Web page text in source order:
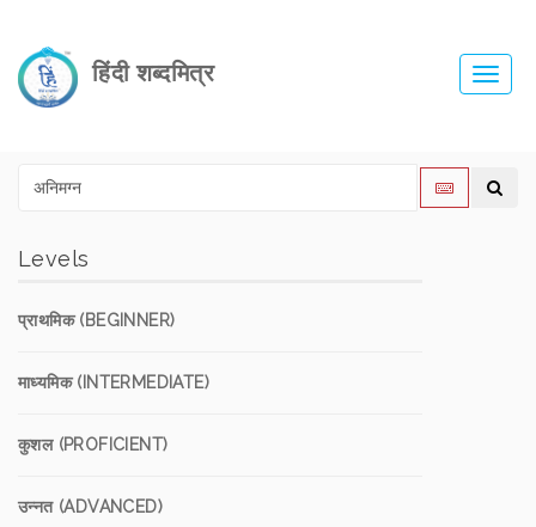
हिंदी शब्दमित्र
Levels
प्राथमिक (BEGINNER)
माध्यमिक (INTERMEDIATE)
कुशल (PROFICIENT)
उन्नत (ADVANCED)